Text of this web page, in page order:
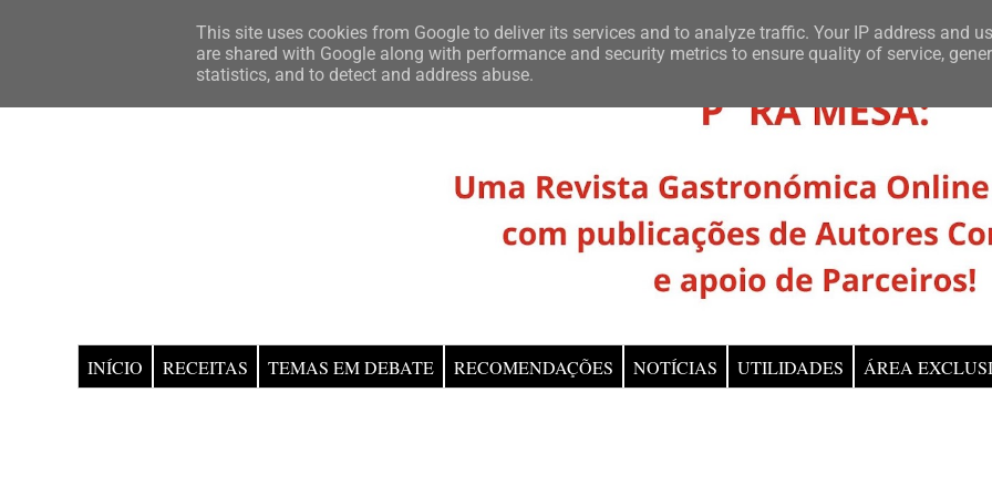
INÍCIO RECEITAS TEMAS EM DEBATE RECOMENDAÇÕES NOTÍCIAS UTILIDADES ÁREA
This site uses cookies from Google to deliver its services and to analyze traffic. Your IP address and
are shared with Google along with performance and security metrics to ensure quality of service,
statistics, and to detect and address abuse.